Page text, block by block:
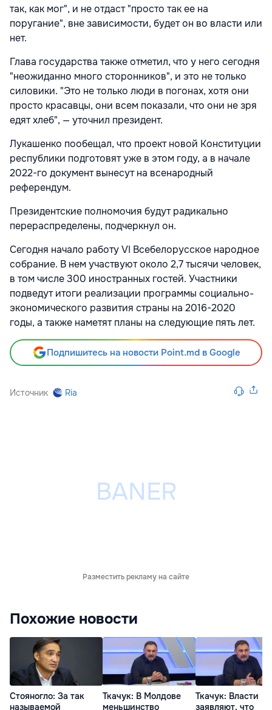
так, как мог", и не отдаст "просто так ее на
поругание", вне зависимости, будет он во власти или
нет.
Глава государства также отметил, что у него сегодня
"неожиданно много сторонников", и это не только
силовики. "Это не только люди в погонах, хотя они
просто красавцы, они всем показали, что они не зря
едят хлеб", — уточнил президент.
Лукашенко пообещал, что проект новой Конституции
республики подготовят уже в этом году, а в начале
2022-го документ вынесут на всенародный
референдум.
Президентские полномочия будут радикально
перераспределены, подчеркнул он.
Сегодня начало работу VI Всебелорусское народное
собрание. В нем участвуют около 2,7 тысячи человек,
в том числе 300 иностранных гостей. Участники
подведут итоги реализации программы социально-
экономического развития страны на 2016-2020
годы, а также наметят планы на следующие пять лет.
Подпишитесь на новости Point.md в Google
Источник Ria
Разместить рекламу на сайте
Похожие новости
Стояногло: За так
называемой
Ткачук: В Молдове
меньшинство
Ткачук: Власти
заявляют, что